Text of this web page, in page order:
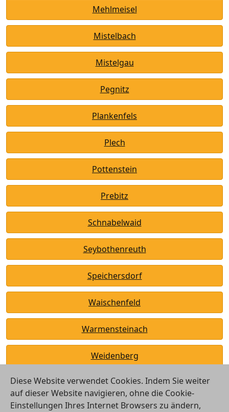
Mehlmeisel
Mistelbach
Mistelgau
Pegnitz
Plankenfels
Plech
Pottenstein
Prebitz
Schnabelwaid
Seybothenreuth
Speichersdorf
Waischenfeld
Warmensteinach
Weidenberg
Diese Website verwendet Cookies. Indem Sie weiter
auf dieser Website navigieren, ohne die Cookie-
Einstellungen Ihres Internet Browsers zu ändern,